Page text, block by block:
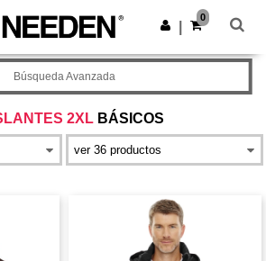
en app!
Descargar app
0
2XL BÁSICOS
Búsqueda Avanzada